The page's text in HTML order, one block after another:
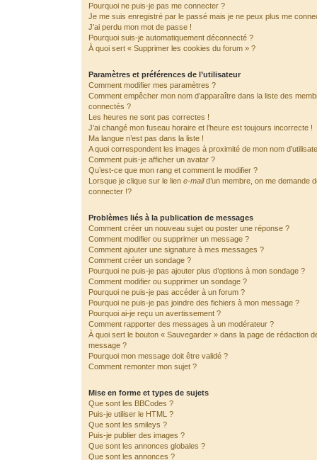
Pourquoi ne puis-je pas me connecter ?
Je me suis enregistré par le passé mais je ne peux plus me
J’ai perdu mon mot de passe !
Pourquoi suis-je automatiquement déconnecté ?
À quoi sert « Supprimer les cookies du forum » ?
Paramètres et préférences de l’utilisateur
Comment modifier mes paramètres ?
Comment empêcher mon nom d’apparaître dans la liste des
connectés ?
Les heures ne sont pas correctes !
J’ai changé mon fuseau horaire et l’heure est toujours incorrecte !
Ma langue n’est pas dans la liste !
A quoi correspondent les images à proximité de mon nom
Comment puis-je afficher un avatar ?
Qu’est-ce que mon rang et comment le modifier ?
Lorsque je clique sur le lien e-maild’un membre, on me demande
connecter !?
Problèmes liés à la publication de messages
Comment créer un nouveau sujet ou poster une réponse ?
Comment modifier ou supprimer un message ?
Comment ajouter une signature à mes messages ?
Comment créer un sondage ?
Pourquoi ne puis-je pas ajouter plus d’options à mon sondage ?
Comment modifier ou supprimer un sondage ?
Pourquoi ne puis-je pas accéder à un forum ?
Pourquoi ne puis-je pas joindre des fichiers à mon message ?
Pourquoi ai-je reçu un avertissement ?
Comment rapporter des messages à un modérateur ?
À quoi sert le bouton « Sauvegarder » dans la page de rédaction
message ?
Pourquoi mon message doit être validé ?
Comment remonter mon sujet ?
Mise en forme et types de sujets
Que sont les BBCodes ?
Puis-je utiliser le HTML ?
Que sont les smileys ?
Puis-je publier des images ?
Que sont les annonces globales ?
Que sont les annonces ?